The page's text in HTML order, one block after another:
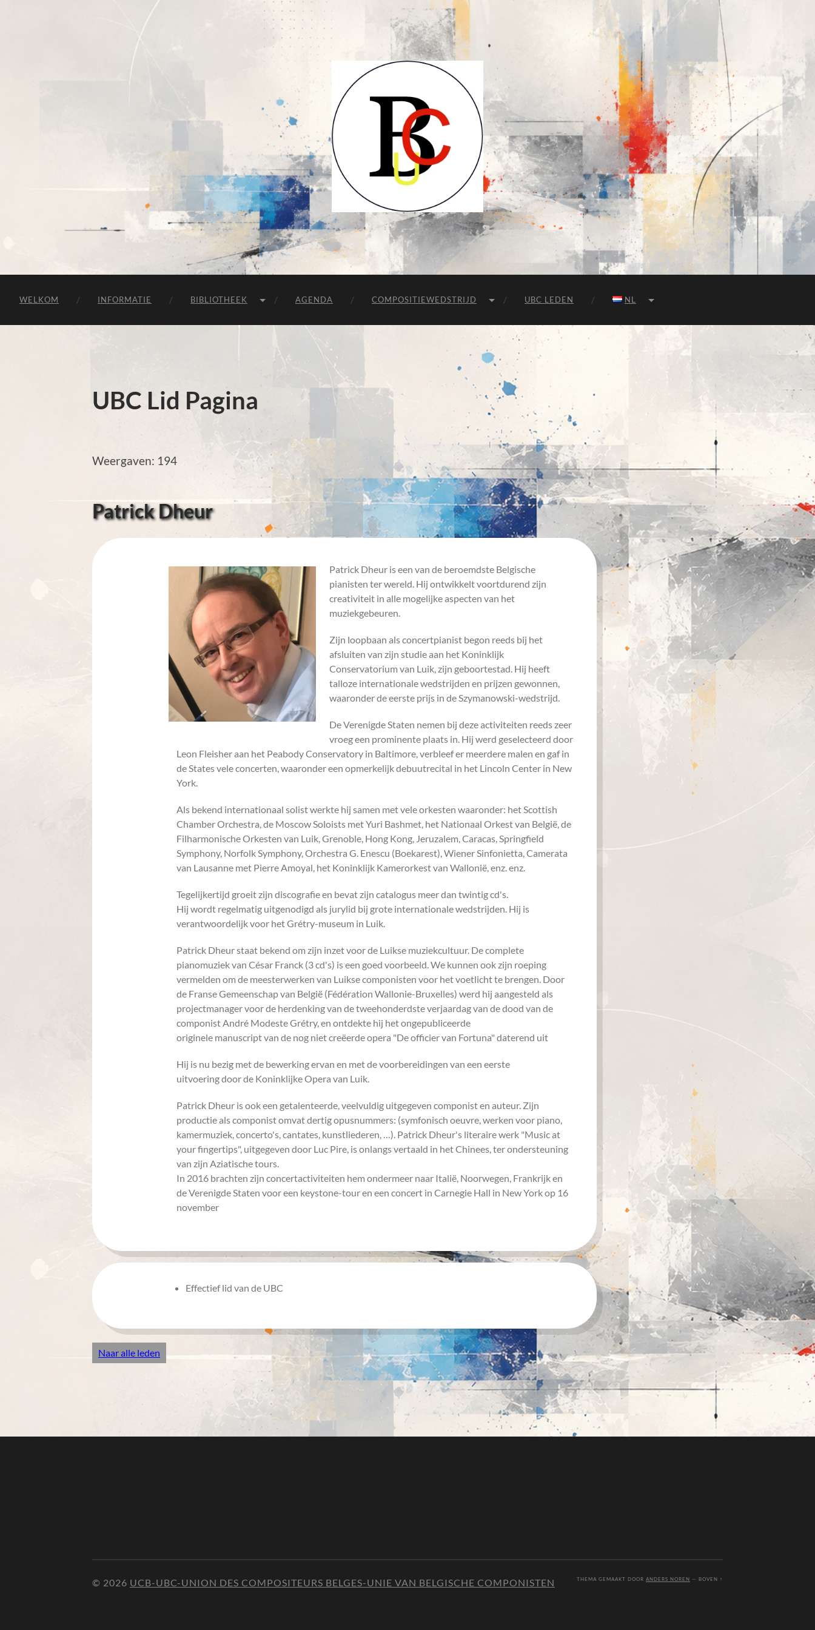
UCB-
UBC-
Union
des
Compositeurs
Unie
Belgische
Componisten
WELKOM INFORMATIE BIBLIOTHEEK AGENDA COMPOSITIEWEDSTRIJD UBC LEDEN NL
UBC Lid Pagina
Weergaven: 194
Patrick Dheur
Patrick Dheur is een van de beroemdste Belgische
pianisten ter wereld. Hij ontwikkelt voortdurend zijn
creativiteit in alle mogelijke aspecten van het
muziekgebeuren.
Zijn loopbaan als concertpianist begon reeds bij het
afsluiten van zijn studie aan het Koninklijk
Conservatorium van Luik, zijn geboortestad. Hij heeft
talloze internationale wedstrijden en prijzen gewonnen,
waaronder de eerste prijs in de Szymanowski-wedstrijd.
De Verenigde Staten nemen bij deze activiteiten reeds zeer
vroeg een prominente plaats in. Hij werd geselecteerd door
Leon Fleisher aan het Peabody Conservatory in Baltimore, verbleef er meerdere malen en gaf in
de States vele concerten, waaronder een opmerkelijk debuutrecital in het Lincoln Center in New
York.
Als bekend internationaal solist werkte hij samen met vele orkesten waaronder: het Scottish
Chamber Orchestra, de Moscow Soloists met Yuri Bashmet, het Nationaal Orkest van België, de
Filharmonische Orkesten van Luik, Grenoble, Hong Kong, Jeruzalem, Caracas, Springfield
Symphony, Norfolk Symphony, Orchestra G. Enescu (Boekarest), Wiener Sinfonietta, Camerata
van Lausanne met Pierre Amoyal, het Koninklijk Kamerorkest van Wallonië, enz. enz.
Tegelijkertijd groeit zijn discografie en bevat zijn catalogus meer dan twintig cd's.
Hij wordt regelmatig uitgenodigd als jurylid bij grote internationale wedstrijden. Hij is
verantwoordelijk voor het Grétry-museum in Luik.
Patrick Dheur staat bekend om zijn inzet voor de Luikse muziekcultuur. De complete
pianomuziek van César Franck (3 cd's) is een goed voorbeeld. We kunnen ook zijn roeping
vermelden om de meesterwerken van Luikse componisten voor het voetlicht te brengen. Door
de Franse Gemeenschap van België (Fédération Wallonie-Bruxelles) werd hij aangesteld als
projectmanager voor de herdenking van de tweehonderdste verjaardag van de dood van de
componist André Modeste Grétry, en ontdekte hij het ongepubliceerde
originele manuscript van de nog niet creëerde opera "De officier van Fortuna" daterend uit
Hij is nu bezig met de bewerking ervan en met de voorbereidingen van een eerste
uitvoering door de Koninklijke Opera van Luik.
Patrick Dheur is ook een getalenteerde, veelvuldig uitgegeven componist en auteur. Zijn
productie als componist omvat dertig opusnummers: (symfonisch oeuvre, werken voor piano,
kamermuziek, concerto's, cantates, kunstliederen, …). Patrick Dheur's literaire werk "Music at
your fingertips", uitgegeven door Luc Pire, is onlangs vertaald in het Chinees, ter ondersteuning
van zijn Aziatische tours.
In 2016 brachten zijn concertactiviteiten hem ondermeer naar Italië, Noorwegen, Frankrijk en
de Verenigde Staten voor een keystone-tour en een concert in Carnegie Hall in New York op 16
november
Effectief lid van de UBC
Naar alle leden
© 2026 UCB-UBC-UNION DES COMPOSITEURS BELGES-UNIE VAN BELGISCHE COMPONISTEN THEMA GEMAAKT DOOR ANDERS NOREN — BOVEN ↑